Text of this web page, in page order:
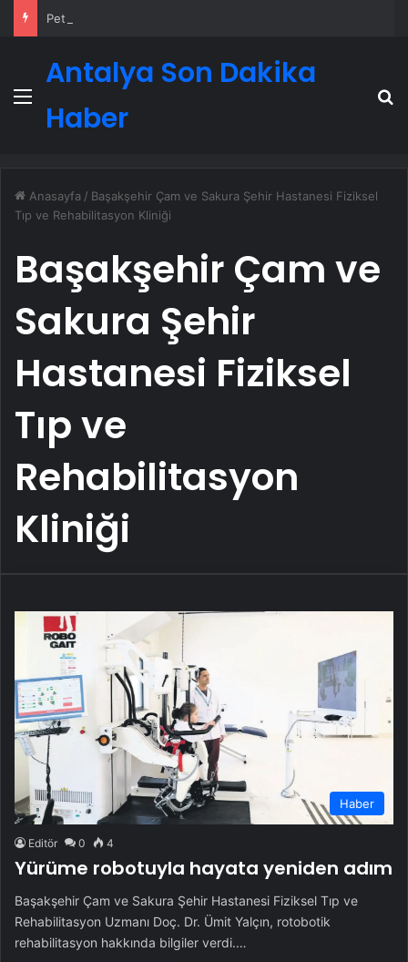
Menü
Antalya Son Dakika
Haber
Anasayfa / Başakşehir Çam ve Sakura Şehir Hastanesi Fiziksel
Tıp ve Rehabilitasyon Kliniği
Başakşehir Çam ve
Sakura Şehir
Hastanesi Fiziksel
Tıp ve
Rehabilitasyon
Kliniği
Haber
Editör 0 4
Yürüme robotuyla hayata yeniden adım
Başakşehir Çam ve Sakura Şehir Hastanesi Fiziksel Tıp ve
Rehabilitasyon Uzmanı Doç. Dr. Ümit Yalçın, rotobotik
rehabilitasyon hakkında bilgiler verdi.…